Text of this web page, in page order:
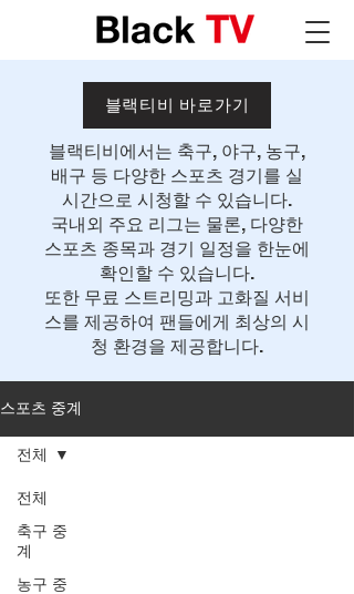
블랙티비 바로가기
블랙티비에서는 축구, 야구, 농구,
배구 등 다양한 스포츠 경기를 실
시간으로 시청할 수 있습니다.
국내외 주요 리그는 물론, 다양한
스포츠 종목과 경기 일정을 한눈에
확인할 수 있습니다.
또한 무료 스트리밍과 고화질 서비
스를 제공하여 팬들에게 최상의 시
청 환경을 제공합니다.
스포츠 중계
전체
축구 중
계
농구 중
전체